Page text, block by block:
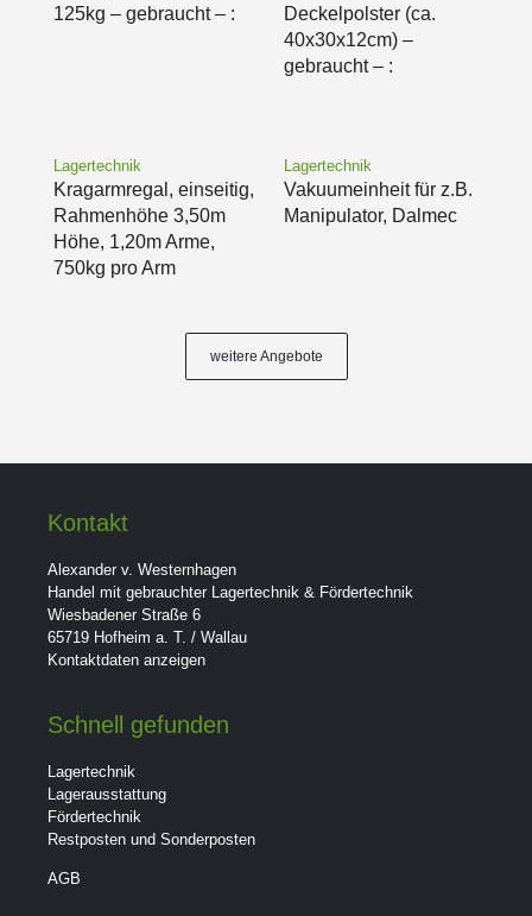
125kg – gebraucht – :
Deckelpolster (ca.
40x30x12cm) –
gebraucht – :
Lagertechnik
Kragarmregal, einseitig,
Rahmenhöhe 3,50m
Höhe, 1,20m Arme,
750kg pro Arm
Lagertechnik
Vakuumeinheit für z.B.
Manipulator, Dalmec
weitere Angebote
Kontakt
Alexander v. Westernhagen
Handel mit gebrauchter Lagertechnik & Fördertechnik
Wiesbadener Straße 6
65719 Hofheim a. T. / Wallau
Kontaktdaten anzeigen
Schnell gefunden
Lagertechnik
Lagerausstattung
Fördertechnik
Restposten und Sonderposten
AGB